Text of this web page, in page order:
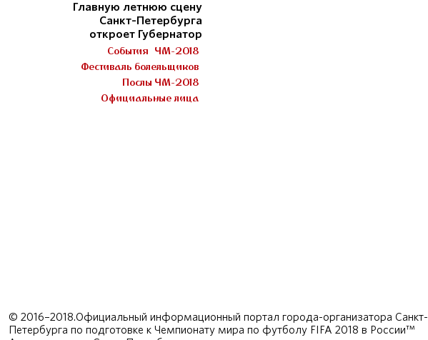
Главную летнюю сцену
Санкт-Петербурга
откроет Губернатор
События ЧМ-2018
Фестиваль болельщиков
Послы ЧМ-2018
Официальные лица
© 2016–2018.Официальный информационный портал города-организатора Санкт-
Петербурга по подготовке к Чемпионату мира по футболу FIFA 2018 в России™